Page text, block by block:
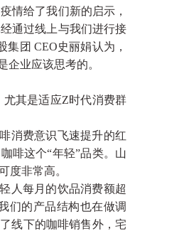
情给了我们新的启示，
通过线上与我们进行接
团 CEO史丽娟认为，
企业应该思考的。
其是适应Z时代消费群
消费意识飞速提升的红
啡这个“年轻”品类。山
度非常高。
人每月的饮品消费额超
们的产品结构也在做调
线下的咖啡销售外，宅